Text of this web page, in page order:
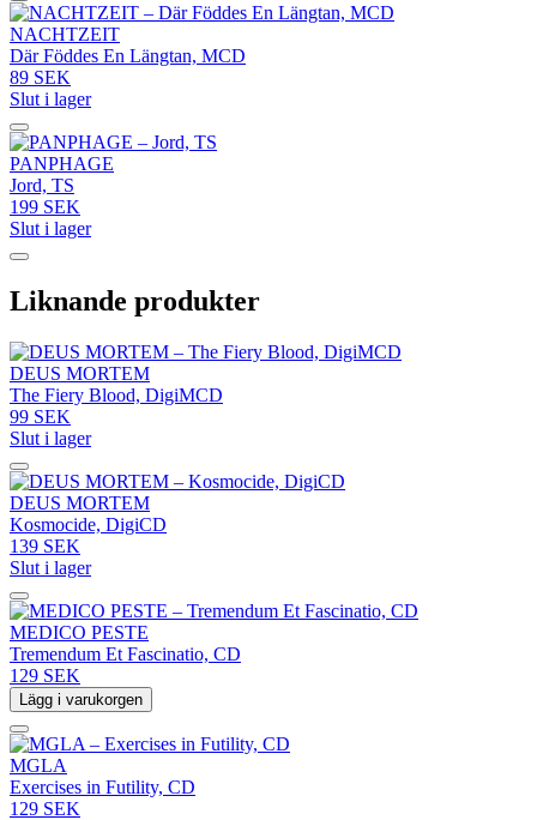
NACHTZEIT
Där Föddes En Längtan, MCD
89 SEK
Slut i lager
PANPHAGE
Jord, TS
199 SEK
Slut i lager
Liknande produkter
DEUS MORTEM
The Fiery Blood, DigiMCD
99 SEK
Slut i lager
DEUS MORTEM
Kosmocide, DigiCD
139 SEK
Slut i lager
MEDICO PESTE
Tremendum Et Fascinatio, CD
129 SEK
Lägg i varukorgen
MGLA
Exercises in Futility, CD
129 SEK